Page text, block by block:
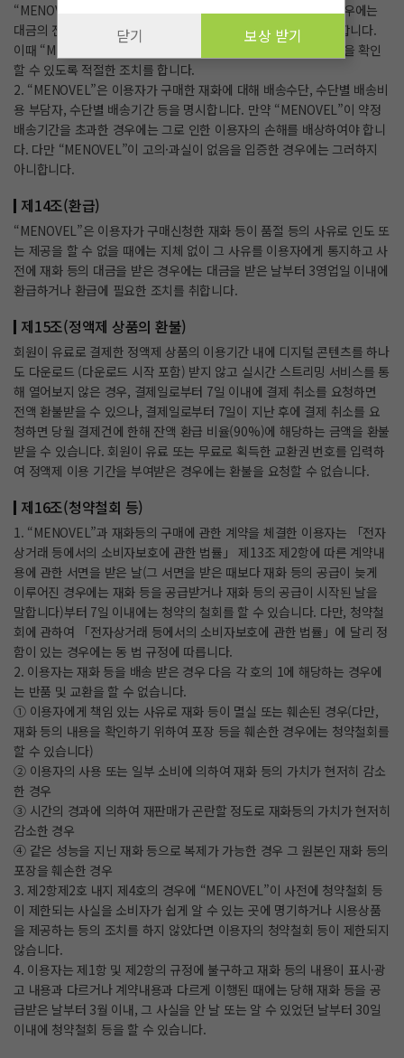
“MENOVEL”이 이미 재화 등의 대금의 전부 또는 일부를 받은 경우에는
대금의 전부 또는 일부를 받은 날부터 3영업일 이내에 조치를 취합니다.
이때 “MENOVEL”은 이용자가 재화 등의 공급 절차 및 진행 사항을 확인
할 수 있도록 적절한 조치를 합니다.
2. “MENOVEL”은 이용자가 구매한 재화에 대해 배송수단, 수단별 배송비
용 부담자, 수단별 배송기간 등을 명시합니다. 만약 “MENOVEL”이 약정
배송기간을 초과한 경우에는 그로 인한 이용자의 손해를 배상하여야 합니
다. 다만 “MENOVEL”이 고의·과실이 없음을 입증한 경우에는 그러하지
아니합니다.
제14조(환급)
“MENOVEL”은 이용자가 구매신청한 재화 등이 품절 등의 사유로 인도 또
는 제공을 할 수 없을 때에는 지체 없이 그 사유를 이용자에게 통지하고 사
전에 재화 등의 대금을 받은 경우에는 대금을 받은 날부터 3영업일 이내에
환급하거나 환급에 필요한 조치를 취합니다.
제15조(정액제 상품의 환불)
회원이 유료로 결제한 정액제 상품의 이용기간 내에 디지털 콘텐츠를 하나
도 다운로드 (다운로드 시작 포함) 받지 않고 실시간 스트리밍 서비스를 통
해 열어보지 않은 경우, 결제일로부터 7일 이내에 결제 취소를 요청하면
전액 환불받을 수 있으나, 결제일로부터 7일이 지난 후에 결제 취소를 요
청하면 당월 결제건에 한해 잔액 환급 비율(90%)에 해당하는 금액을 환불
받을 수 있습니다. 회원이 유료 또는 무료로 획득한 교환권 번호를 입력하
여 정액제 이용 기간을 부여받은 경우에는 환불을 요청할 수 없습니다.
제16조(청약철회 등)
1. “MENOVEL”과 재화등의 구매에 관한 계약을 체결한 이용자는 「전자
상거래 등에서의 소비자보호에 관한 법률」 제13조 제2항에 따른 계약내
용에 관한 서면을 받은 날(그 서면을 받은 때보다 재화 등의 공급이 늦게
이루어진 경우에는 재화 등을 공급받거나 재화 등의 공급이 시작된 날을
말합니다)부터 7일 이내에는 청약의 철회를 할 수 있습니다. 다만, 청약철
회에 관하여 「전자상거래 등에서의 소비자보호에 관한 법률」에 달리 정
함이 있는 경우에는 동 법 규정에 따릅니다.
2. 이용자는 재화 등을 배송 받은 경우 다음 각 호의 1에 해당하는 경우에
는 반품 및 교환을 할 수 없습니다.
① 이용자에게 책임 있는 사유로 재화 등이 멸실 또는 훼손된 경우(다만,
재화 등의 내용을 확인하기 위하여 포장 등을 훼손한 경우에는 청약철회를
할 수 있습니다)
② 이용자의 사용 또는 일부 소비에 의하여 재화 등의 가치가 현저히 감소
한 경우
③ 시간의 경과에 의하여 재판매가 곤란할 정도로 재화등의 가치가 현저히
감소한 경우
④ 같은 성능을 지닌 재화 등으로 복제가 가능한 경우 그 원본인 재화 등의
포장을 훼손한 경우
3. 제2항제2호 내지 제4호의 경우에 “MENOVEL”이 사전에 청약철회 등
이 제한되는 사실을 소비자가 쉽게 알 수 있는 곳에 명기하거나 시용상품
을 제공하는 등의 조치를 하지 않았다면 이용자의 청약철회 등이 제한되지
않습니다.
4. 이용자는 제1항 및 제2항의 규정에 불구하고 재화 등의 내용이 표시·광
고 내용과 다르거나 계약내용과 다르게 이행된 때에는 당해 재화 등을 공
급받은 날부터 3월 이내, 그 사실을 안 날 또는 알 수 있었던 날부터 30일
이내에 청약철회 등을 할 수 있습니다.
닫기 보상 받기